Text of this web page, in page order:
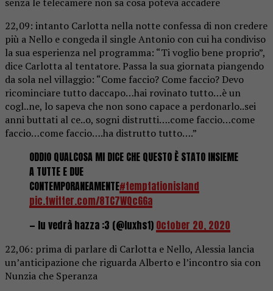
22,09: intanto Carlotta nella notte confessa di non credere
più a Nello e congeda il single Antonio con cui ha condiviso
la sua esperienza nel programma: “Ti voglio bene proprio”,
dice Carlotta al tentatore. Passa la sua giornata piangendo
da sola nel villaggio: “Come faccio? Come faccio? Devo
ricominciare tutto daccapo…hai rovinato tutto…è un
cogl..ne, lo sapeva che non sono capace a perdonarlo..sei
anni buttati al ce..o, sogni distrutti….come faccio…come
faccio…come faccio….ha distrutto tutto….”
ODDIO QUALCOSA MI DICE CHE QUESTO È STATO INSIEME
A TUTTE E DUE
CONTEMPORANEAMENTE#temptationisland
pic.twitter.com/8TC7WQcGGa
— lu vedrà hazza :3 (@luxhs1) October 20, 2020
22,06: prima di parlare di Carlotta e Nello, Alessia lancia
un’anticipazione che riguarda Alberto e l’incontro sia con
Nunzia che Speranza